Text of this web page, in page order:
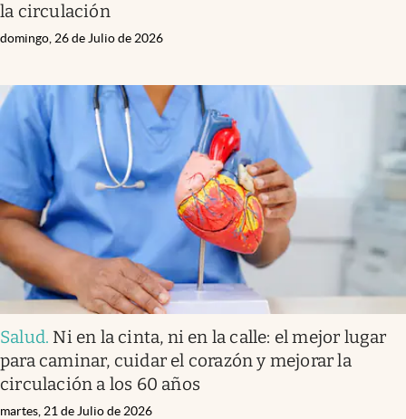
la circulación
domingo, 26 de Julio de 2026
Salud. Ni en la cinta, ni en la calle: el mejor lugar
para caminar, cuidar el corazón y mejorar la
circulación a los 60 años
martes, 21 de Julio de 2026